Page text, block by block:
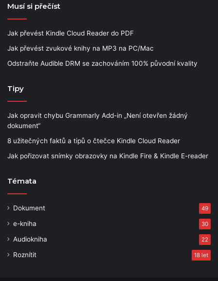
Musí si přečíst
Jak převést Kindle Cloud Reader do PDF
Jak převést zvukové knihy na MP3 na PC/Mac
Odstraňte Audible DRM se zachováním 100% původní kvality
Tipy
Jak opravit chybu Grammarly Add-in „Není otevřen žádný
dokument“
8 užitečných faktů a tipů o čtečce Kindle Cloud Reader
Jak pořizovat snímky obrazovky na Kindle Fire & Kindle E-reader
Témata
Dokument 49
e-kniha 30
Audiokniha 22
Roznítit 18 let